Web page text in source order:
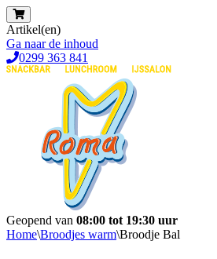
Artikel(en)
Ga naar de inhoud
0299 363 841
Geopend van 08:00 tot 19:30 uur
Home\Broodjes warm\Broodje Bal